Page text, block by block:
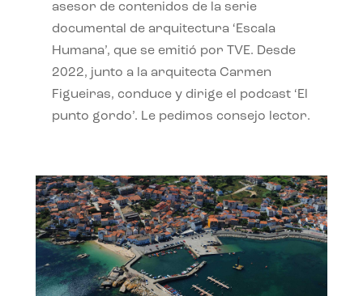
asesor de contenidos de la serie
documental de arquitectura ‘Escala
Humana’, que se emitió por TVE. Desde
2022, junto a la arquitecta Carmen
Figueiras, conduce y dirige el podcast ‘El
punto gordo’. Le pedimos consejo lector.